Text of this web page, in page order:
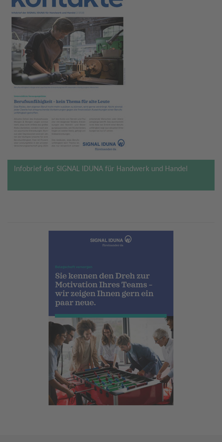
Infobrief der SIGNAL IDUNA für Handwerk und Handel